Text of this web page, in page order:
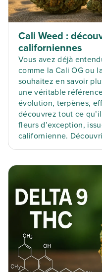
Cali Weed :
californiennes
Vous avez déjà
comme la Cali OG ou
souhaitez en savoir
une véritable
évolution, terpènes,
découvrez tout ce
fleurs d’exception,
californienne.